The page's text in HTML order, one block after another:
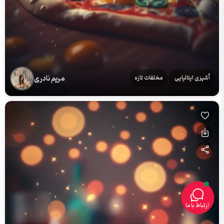
آشپزی ایتالیایی مخلفات تازه مریم نادری
ارتباط با ما